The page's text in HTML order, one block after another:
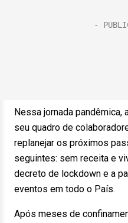
Nessa jornada
seu quadro de
replanejar os próximos
seguintes: sem receita e
decreto de lockdown e a
eventos em todo o País.
Após meses de